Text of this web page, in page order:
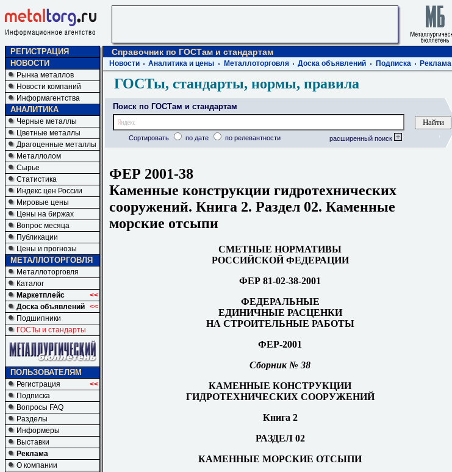
РЕГИСТРАЦИЯ
НОВОСТИ
Рынка металлов
Новости компаний
Информагентства
АНАЛИТИКА
Черные металлы
Цветные металлы
Драгоценные металлы
Металлолом
Сырье
Статистика
Индекс цен России
Мировые цены
Цены на биржах
Вопрос месяца
Публикации
Цены и прогнозы
МЕТАЛЛОТОРГОВЛЯ
Металлоторговля
Каталог
Маркетплейс
<<
Доска объявлений <<
Подшипники
ГОСТы и стандарты
ПОЛЬЗОВАТЕЛЯМ
Регистрация
<<
Подписка
Вопросы FAQ
Разделы
Информеры
Выставки
Реклама
О компании
Справочник по ГОСТам и стандартам
Новости Аналитика и цены Металлоторговля Доска объявлений Подписка Реклама
ГОСТы, стандарты, нормы, правила
Поиск по ГОСТам и стандартам
Сортировать по дате по релевантности расширенный поиск
ФЕР 2001-38
Каменные конструкции гидротехнических
сооружений. Книга 2. Раздел 02. Каменные
морские отсыпи
СМЕТНЫЕ НОРМАТИВЫ
РОССИЙСКОЙ ФЕДЕРАЦИИ
ФЕР 81-02-38-2001
ФЕДЕРАЛЬНЫЕ
ЕДИНИЧНЫЕ РАСЦЕНКИ
НА СТРОИТЕЛЬНЫЕ РАБОТЫ
ФЕР-2001
Сборник № 38
КАМЕННЫЕ КОНСТРУКЦИИ
ГИДРОТЕХНИЧЕСКИХ СООРУЖЕНИЙ
Книга 2
РАЗДЕЛ 02
КАМЕННЫЕ МОРСКИЕ ОТСЫПИ